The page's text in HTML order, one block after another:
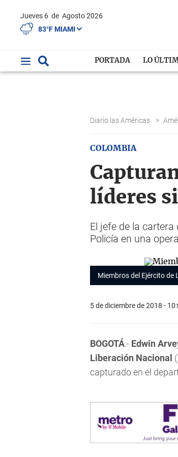
Jueves 6 de Agosto 2026
83°F MIAMI
PORTADA LO
Diario las Américas >
COLOMBIA
líderes
El jefe de la
Policía en una
Miembros del Ejército de
5 de diciembre de 2018 -
BOGOTÁ.- Edwin
Liberación Nacional (
capturado en el